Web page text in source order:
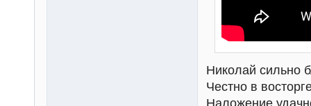
Николай сильно
Честно в